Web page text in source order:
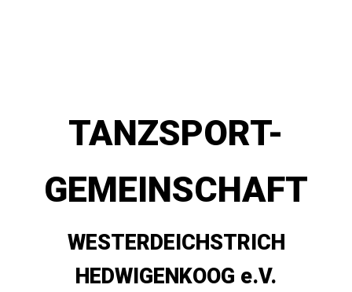
TANZSPORT-
GEMEINSCHAFT
WESTERDEICHSTRICH
HEDWIGENKOOG e.V.